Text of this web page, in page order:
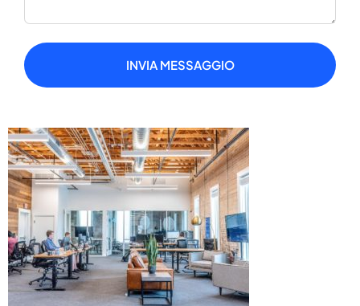
INVIA MESSAGGIO